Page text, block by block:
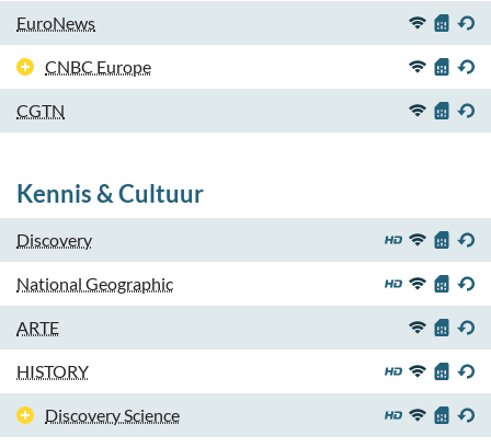
EuroNews
CNBC Europe
CGTN
Kennis & Cultuur
Discovery
National Geographic
ARTE
HISTORY
Discovery Science